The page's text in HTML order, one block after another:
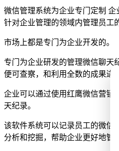
微信管理系统为企业专门定制
针对企业管理的领域内管理员工
市场上都是专门为企业开发的。
专门为企业研发的管理微信聊天
便可查察，和利用全数的成果进
企业可以通过使用红鹰微信营销
天纪录。
该软件系统可以记录员工的微信
分析和挖掘，帮助企业更好地管